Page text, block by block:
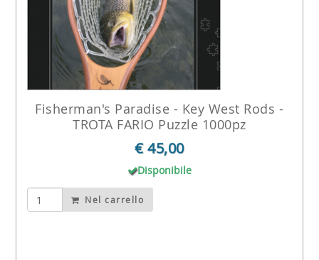
Fisherman's Paradise - Key West Rods -
TROTA FARIO Puzzle 1000pz
€ 45,00
Disponibile
Nel carrello